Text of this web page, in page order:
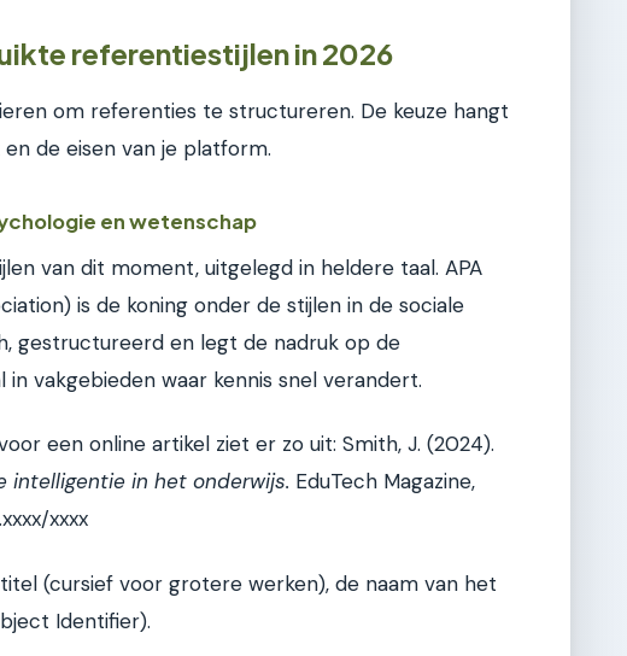
referentiestijlen in 2026
om referenties te structureren. De keuze hangt
de eisen van je platform.
en wetenschap
van dit moment, uitgelegd in heldere taal. APA
is de koning onder de stijlen in de sociale
gestructureerd en legt de nadruk op de
vakgebieden waar kennis snel verandert.
een online artikel ziet er zo uit: Smith, J. (2024).
intelligentie in het onderwijs. EduTech Magazine,
xxxx
(cursief voor grotere werken), de naam van het
Identifier).